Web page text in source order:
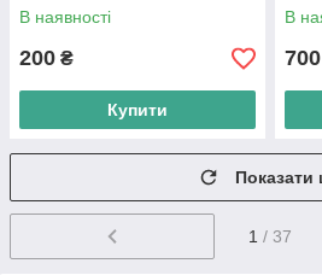
В наявності
200 ₴
Купити
В
700
Показати
1 / 37